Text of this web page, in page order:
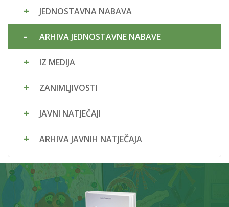
JEDNOSTAVNA NABAVA
ARHIVA JEDNOSTAVNE NABAVE
IZ MEDIJA
ZANIMLJIVOSTI
JAVNI NATJEČAJI
ARHIVA JAVNIH NATJEČAJA